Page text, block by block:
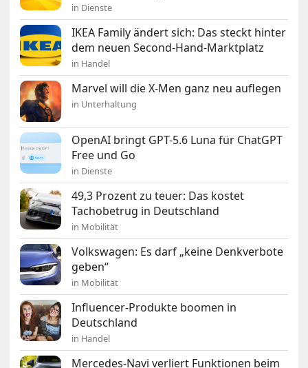
in Dienste
IKEA Family ändert sich: Das steckt hinter
dem neuen Second-Hand-Marktplatz
in Handel
Marvel will die X-Men ganz neu auflegen
in Unterhaltung
OpenAI bringt GPT-5.6 Luna für ChatGPT
Free und Go
in Dienste
49,3 Prozent zu teuer: Das kostet
Tachobetrug in Deutschland
in Mobilität
Volkswagen: Es darf „keine Denkverbote
geben“
in Mobilität
Influencer-Produkte boomen in
Deutschland
in Handel
Mercedes-Navi verliert Funktionen beim